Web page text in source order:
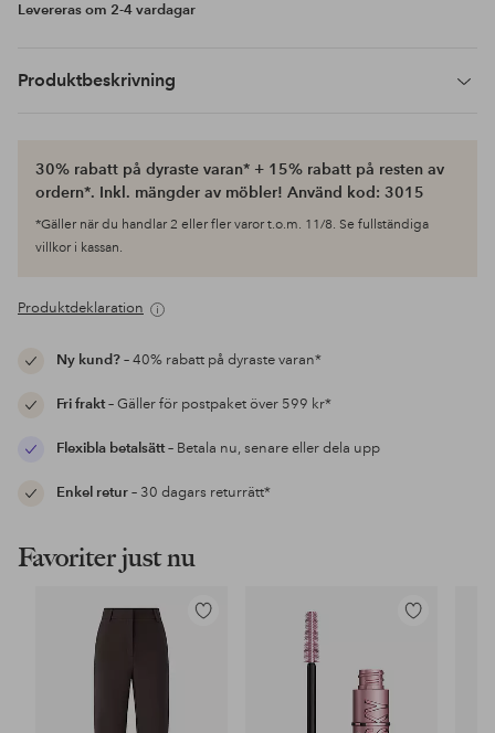
Levereras om 2-4 vardagar
Produktbeskrivning
30% rabatt på dyraste varan* + 15% rabatt på resten av
ordern*. Inkl. mängder av möbler! Använd kod: 3015
*Gäller när du handlar 2 eller fler varor t.o.m. 11/8. Se fullständiga
villkor i kassan.
Produktdeklaration
Ny kund?– 40% rabatt på dyraste varan*
Fri frakt– Gäller för postpaket över 599 kr*
Flexibla betalsätt– Betala nu, senare eller dela upp
Enkel retur– 30 dagars returrätt*
Favoriter just nu
Lägg
Lägg